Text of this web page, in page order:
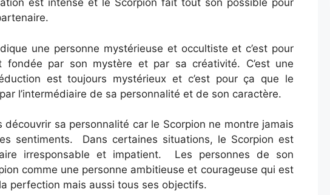
est intense et le Scorpion fait tout son possible pour
une personne mystérieuse et occultiste et c’est pour
par son mystère et par sa créativité. C’est une
est toujours mystérieux et c’est pour ça que le
l’intermédiaire de sa personnalité et de son caractère.
sa personnalité car le Scorpion ne montre jamais
sentiments. Dans certaines situations, le Scorpion est
irresponsable et impatient. Les personnes de son
comme une personne ambitieuse et courageuse qui est
perfection mais aussi tous ses objectifs.